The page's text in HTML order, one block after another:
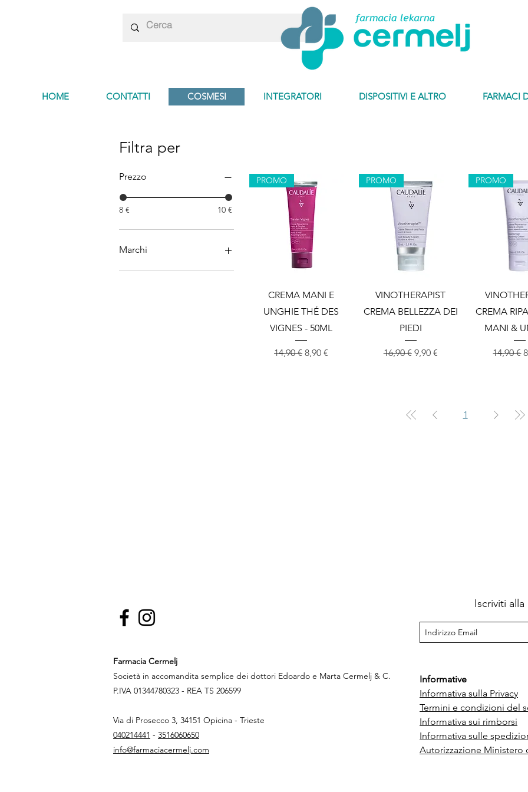
HOME CONTATTI COSMESI INTEGRATORI DISPOSITIVI E ALTRO FARMACI
Filtra per
Prezzo
8 € 10 €
Marchi
CAUDALIE
Vista rapida
PROMO
CREMA MANI E
UNGHIE THÉ DES
VIGNES - 50ML
Prezzo regolare
14,90 € Prezzo scontato
8,90 €
Vista rapida
PROMO
VINOTHERAPIST
CREMA BELLEZZA DEI
PIEDI
Prezzo regolare
16,90 € Prezzo scontato
9,90 €
Vista
PROMO
CREMA
MANI &
Prezzo
14,90 €
1
Farmacia Cermelj
Società in accomandita semplice dei dottori Edoardo e Marta Cermelj & C.
P.IVA 01344780323 - REA TS 206599
Via di Prosecco 3, 34151 Opicina - Trieste
040214441 - 3516060650
info@farmaciacermelj.com
Iscriviti
Informative
Informativa sulla Privacy
Termini e condizioni del
Informativa sui rimborsi
Informativa sulle
Autorizzazione Ministero